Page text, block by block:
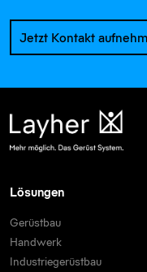
Jetzt Kontakt
Lösungen
Gerüstbau
Handwerk
Industriegerüstbau